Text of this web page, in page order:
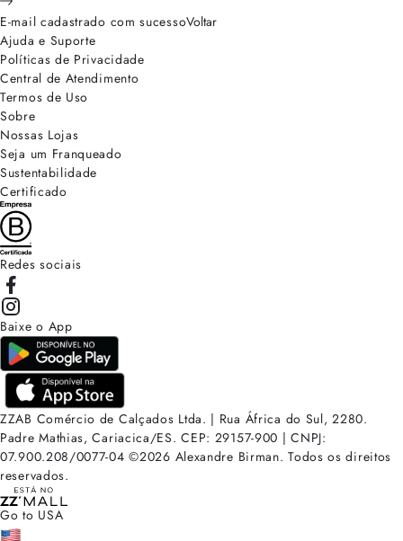
E-mail cadastrado com sucessoVoltar
Ajuda e Suporte
Políticas de Privacidade
Central de Atendimento
Termos de Uso
Sobre
Nossas Lojas
Seja um Franqueado
Sustentabilidade
Certificado
Redes sociais
Baixe o App
ZZAB Comércio de Calçados Ltda. | Rua África do Sul, 2280.
Padre Mathias, Cariacica/ES. CEP: 29157-900 | CNPJ:
07.900.208/0077-04 ©2026 Alexandre Birman. Todos os direitos
reservados.
Go to USA